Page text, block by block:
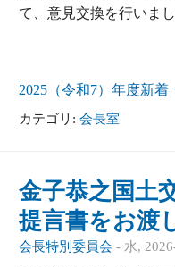
て、意見交換を行いまし
2025（令和7）年度新着
カテゴリ: 会長室
金子恭之国土
提言書をお渡
会長特別委員会 - 水,